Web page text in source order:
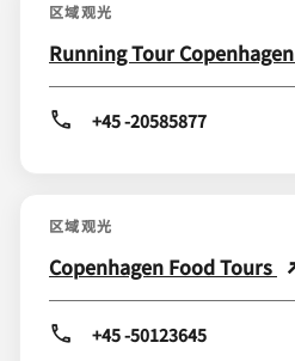
区域观光
Running Tour Copenhagen
+45 -20585877
区域观光
Copenhagen Food Tours
+45 -50123645